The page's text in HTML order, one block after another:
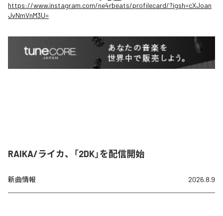
https://www.instagram.com/ne4rbeats/profilecard/?igsh=cXJoan
JvNmVnM3U=
RAIKA/ライカ、「2DK」を配信開始
新曲情報 2026.8.9